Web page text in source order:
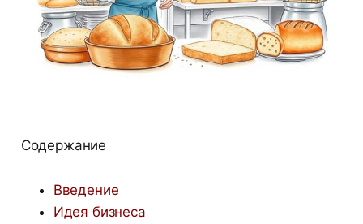
Содержание
Введение
Идея бизнеса